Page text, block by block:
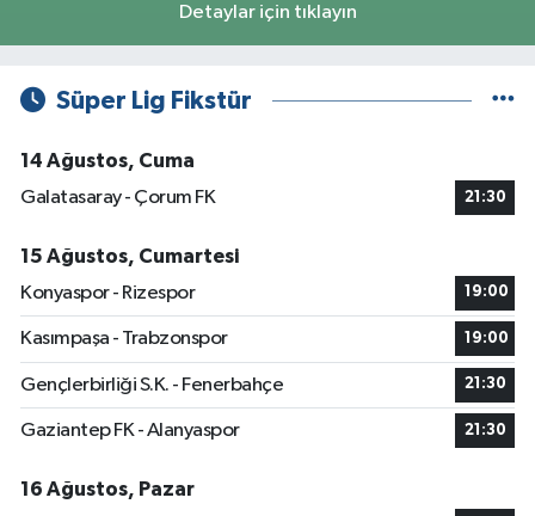
Detaylar için tıklayın
Süper Lig Fikstür
14 Ağustos, Cuma
Galatasaray - Çorum FK
21:30
15 Ağustos, Cumartesi
Konyaspor - Rizespor
19:00
Kasımpaşa - Trabzonspor 19:00
Gençlerbirliği S.K. - Fenerbahçe 21:30
Gaziantep FK - Alanyaspor 21:30
16 Ağustos, Pazar